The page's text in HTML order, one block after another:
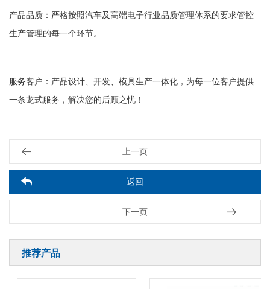
产品品质：严格按照汽车及高端电子行业品质管理体系的要求管控
生产管理的每一个环节。
服务客户：产品设计、开发、模具生产一体化，为每一位客户提供
一条龙式服务，解决您的后顾之忧！
上一页
返回
下一页
推荐产品